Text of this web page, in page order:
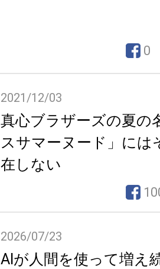
0
2021/12/03
真心ブラザーズの夏の
スサマーヌード」には
在しない
2026/07/23
AIが人間を使って増え